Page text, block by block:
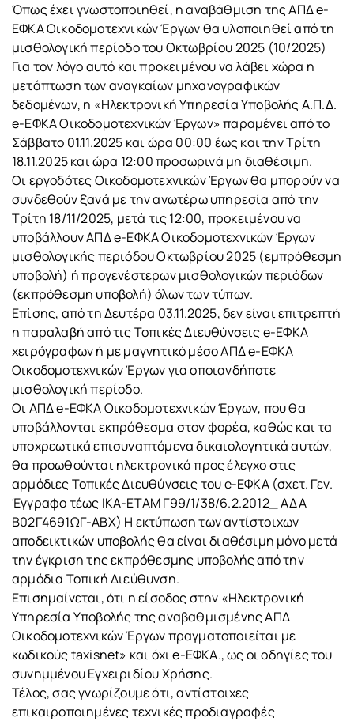
Όπως έχει γνωστοποιηθεί, η αναβάθμιση της ΑΠΔ e-
ΕΦΚΑ Οικοδομοτεχνικών Έργων θα υλοποιηθεί από τη
μισθολογική περίοδο του Οκτωβρίου 2025 (10/2025)
Για τον λόγο αυτό και προκειμένου να λάβει χώρα η
μετάπτωση των αναγκαίων μηχανογραφικών
δεδομένων, η «Ηλεκτρονική Υπηρεσία Υποβολής Α.Π.Δ.
e-ΕΦΚΑ Οικοδομοτεχνικών Έργων» παραμένει από το
Σάββατο 01.11.2025 και ώρα 00:00 έως και την Τρίτη
18.11.2025 και ώρα 12:00 προσωρινά μη διαθέσιμη.
Οι εργοδότες Οικοδομοτεχνικών Έργων θα μπορούν να
συνδεθούν ξανά με την ανωτέρω υπηρεσία από την
Τρίτη 18/11/2025, μετά τις 12:00, προκειμένου να
υποβάλλουν ΑΠΔ e-ΕΦΚΑ Οικοδομοτεχνικών Έργων
μισθολογικής περιόδου Οκτωβρίου 2025 (εμπρόθεσμη
υποβολή) ή προγενέστερων μισθολογικών περιόδων
(εκπρόθεσμη υποβολή) όλων των τύπων.
Επίσης, από τη Δευτέρα 03.11.2025, δεν είναι επιτρεπτή
η παραλαβή από τις Τοπικές Διευθύνσεις e-ΕΦΚΑ
χειρόγραφων ή με μαγνητικό μέσο ΑΠΔ e-ΕΦΚΑ
Οικοδομοτεχνικών Έργων για οποιανδήποτε
μισθολογική περίοδο.
Οι ΑΠΔ e-ΕΦΚΑ Οικοδομοτεχνικών Έργων, που θα
υποβάλλονται εκπρόθεσμα στον φορέα, καθώς και τα
υποχρεωτικά επισυναπτόμενα δικαιολογητικά αυτών,
θα προωθούνται ηλεκτρονικά προς έλεγχο στις
αρμόδιες Τοπικές Διευθύνσεις του e-ΕΦΚΑ (σχετ. Γεν.
Έγγραφο τέως ΙΚΑ-ΕΤΑΜ Γ99/1/38/6.2.2012_ ΑΔΑ
Β02Γ4691ΩΓ-ΑΒΧ) Η εκτύπωση των αντίστοιχων
αποδεικτικών υποβολής θα είναι διαθέσιμη μόνο μετά
την έγκριση της εκπρόθεσμης υποβολής από την
αρμόδια Τοπική Διεύθυνση.
Επισημαίνεται, ότι η είσοδος στην «Ηλεκτρονική
Υπηρεσία Υποβολής της αναβαθμισμένης ΑΠΔ
Οικοδομοτεχνικών Έργων πραγματοποιείται με
κωδικούς taxisnet» και όχι e-ΕΦΚΑ., ως οι οδηγίες του
συνημμένου Εγχειριδίου Χρήσης.
Τέλος, σας γνωρίζουμε ότι, αντίστοιχες
επικαιροποιημένες τεχνικές προδιαγραφές